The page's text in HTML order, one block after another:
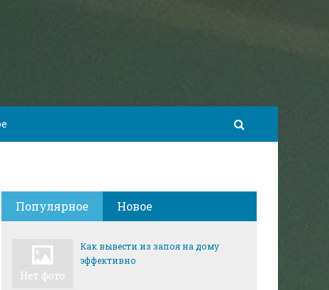
Популярное Новое
Как вывести из запоя на дому
эффективно